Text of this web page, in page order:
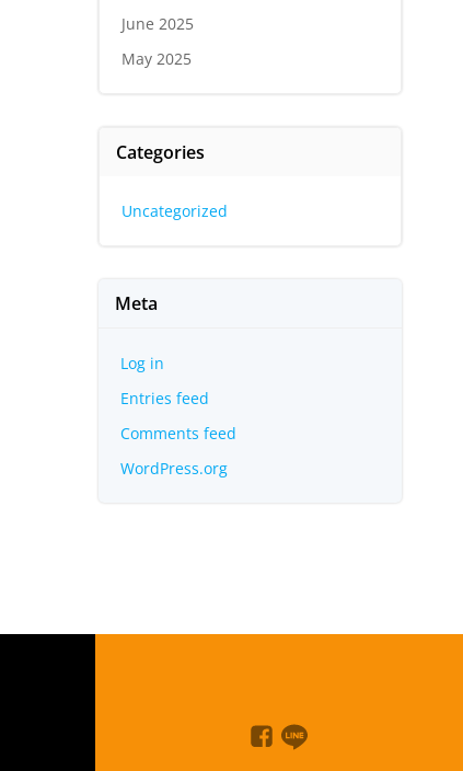
June 2025
May 2025
Categories
Uncategorized
Meta
Log in
Entries feed
Comments feed
WordPress.org